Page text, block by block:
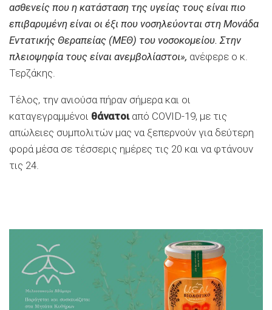
ασθενείς που η κατάσταση της υγείας τους είναι πιο
επιβαρυμένη είναι οι έξι που νοσηλεύονται στη Μονάδα
Εντατικής Θεραπείας (ΜΕΘ) του νοσοκομείου. Στην
πλειοψηφία τους είναι ανεμβολίαστοι», ανέφερε ο κ.
Τερζάκης.
Τέλος, την ανιούσα πήραν σήμερα και οι
καταγεγραμμένοι θάνατοιαπό COVID-19, με τις
απώλειες συμπολιτών μας να ξεπερνούν για δεύτερη
φορά μέσα σε τέσσερις ημέρες τις 20 και να φτάνουν
τις 24.